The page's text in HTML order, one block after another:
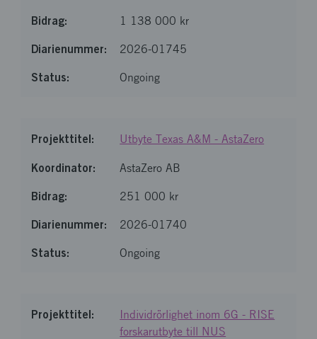
1 138 000 kr
2026-01745
Ongoing
Utbyte Texas A&M - AstaZero
AstaZero AB
251 000 kr
2026-01740
Ongoing
Individrörlighet inom 6G - RISE
forskarutbyte till NUS